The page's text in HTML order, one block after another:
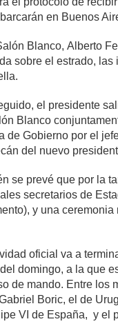
en Buenos
Blanco, Alberto
sobre el estrado,
el presidente
Blanco
de Gobierno por el
del nuevo
se prevé que por la
secretarios de
y una
oficial va a
domingo, a la que
de mando. Entre los
Boric, el de
VI de España, y el